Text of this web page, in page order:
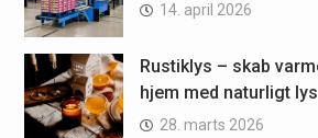
14. april 2026
Rustiklys – skab
hjem med naturligt lys
28. marts 2026